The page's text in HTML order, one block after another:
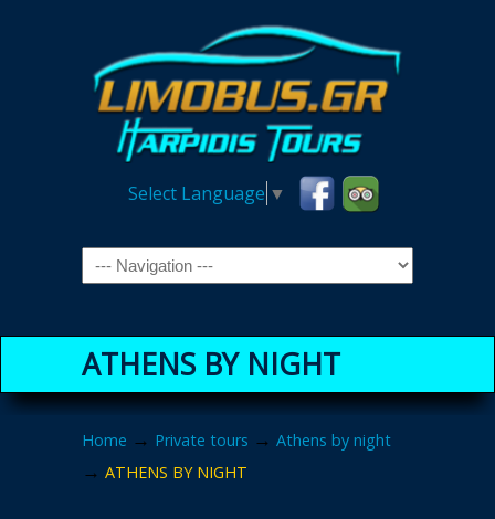
Select Language ▼
Navigation
ATHENS BY NIGHT
Home → Private tours → Athens by night
→ ATHENS BY NIGHT